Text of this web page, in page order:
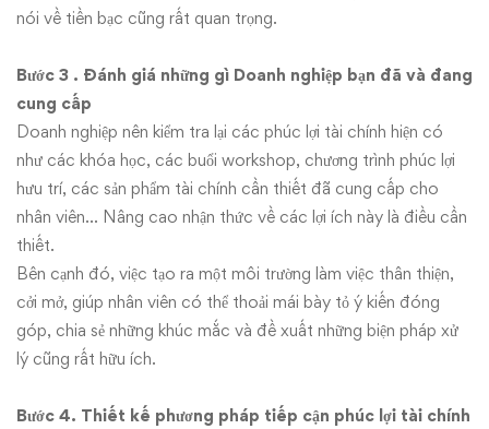
nói về tiền bạc cũng rất quan trọng.
Bước 3 . Đánh giá những gì Doanh nghiệp bạn đã và đang
cung cấp
Doanh nghiệp nên kiểm tra lại các phúc lợi tài chính hiện có
như các khóa học, các buổi workshop, chương trình phúc lợi
hưu trí, các sản phẩm tài chính cần thiết đã cung cấp cho
nhân viên… Nâng cao nhận thức về các lợi ích này là điều cần
thiết.
Bên cạnh đó, việc tạo ra một môi trường làm việc thân thiện,
cởi mở, giúp nhân viên có thể thoải mái bày tỏ ý kiến đóng
góp, chia sẻ những khúc mắc và đề xuất những biện pháp xử
lý cũng rất hữu ích.
Bước 4. Thiết kế phương pháp tiếp cận phúc lợi tài chính